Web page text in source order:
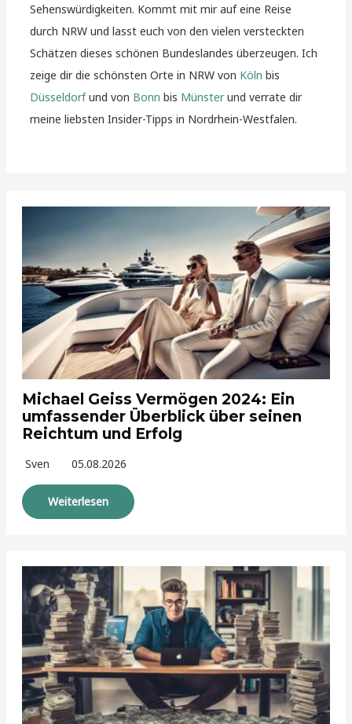
Sehenswürdigkeiten. Kommt mit mir auf eine Reise
durch NRW und lasst euch von den vielen versteckten
Schätzen dieses schönen Bundeslandes überzeugen. Ich
zeige dir die schönsten Orte in NRW von Köln bis
Düsseldorfund von Bonn bis Münsterund verrate dir
meine liebsten Insider-Tipps in Nordrhein-Westfalen.
Michael Geiss Vermögen 2024: Ein
umfassender Überblick über seinen
Reichtum und Erfolg
Sven 05.08.2026
Weiterlesen